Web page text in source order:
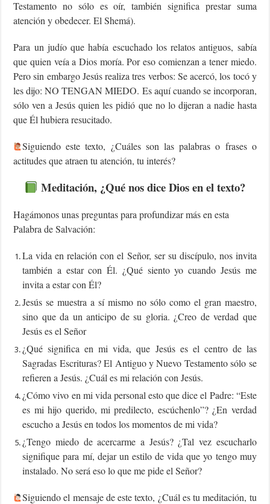
Testamento no sólo es oír, también significa prestar suma
atención y obedecer. El Shemá).
Para un judío que había escuchado los relatos antiguos, sabía
que quien veía a Dios moría. Por eso comienzan a tener miedo.
Pero sin embargo Jesús realiza tres verbos: Se acercó, los tocó y
les dijo: NO TENGAN MIEDO. Es aquí cuando se incorporan,
sólo ven a Jesús quien les pidió que no lo dijeran a nadie hasta
que Él hubiera resucitado.
‍Siguiendo este texto, ¿Cuáles son las palabras o frases o
actitudes que atraen tu atención, tu interés?
Meditación, ¿Qué nos dice Dios en el texto?
Hagámonos unas preguntas para profundizar más en esta
Palabra de Salvación:
La vida en relación con el Señor, ser su discípulo, nos invita
también a estar con Él. ¿Qué siento yo cuando Jesús me
invita a estar con Él?
Jesús se muestra a sí mismo no sólo como el gran maestro,
sino que da un anticipo de su gloria. ¿Creo de verdad que
Jesús es el Señor
¿Qué significa en mi vida, que Jesús es el centro de las
Sagradas Escrituras? El Antiguo y Nuevo Testamento sólo se
refieren a Jesús. ¿Cuál es mi relación con Jesús.
¿Cómo vivo en mi vida personal esto que dice el Padre: “Este
es mi hijo querido, mi predilecto, escúchenlo”? ¿En verdad
escucho a Jesús en todos los momentos de mi vida?
¿Tengo miedo de acercarme a Jesús? ¿Tal vez escucharlo
signifique para mí, dejar un estilo de vida que yo tengo muy
instalado. No será eso lo que me pide el Señor?
Siguiendo el mensaje de este texto, ¿Cuál es tu meditación, tu